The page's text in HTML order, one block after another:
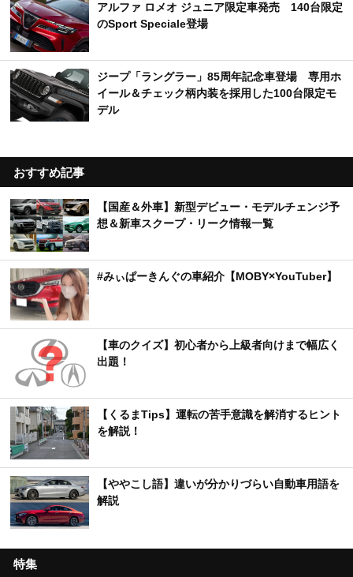
アルファ ロメオ ジュニア限定車発売 140台限定
のSport Speciale登場
ジープ「ラングラー」85周年記念車登場 専用ホ
イール＆チェック柄内装を採用した100台限定モ
デル
おすすめ記事
【国産＆外車】新型デビュー・モデルチェンジ予
想＆新車スクープ・リーク情報一覧
#みぃぱーきんぐの車紹介【MOBY×YouTuber】
【車のクイズ】初心者から上級者向けまで幅広く
出題！
【くるまTips】運転の苦手意識を解消するヒント
を解説！
【ややこし語】違いが分かりづらい自動車用語を
解説
特集